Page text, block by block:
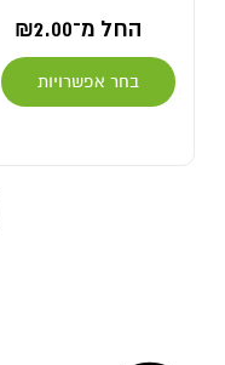
החל מ־ ₪2.00
בחר אפשרויות